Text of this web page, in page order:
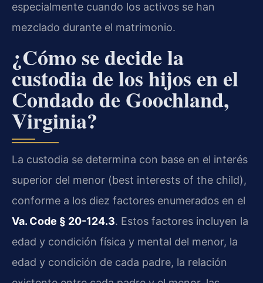
especialmente cuando los activos se han
mezclado durante el matrimonio.
¿Cómo se decide la
custodia de los hijos en el
Condado de Goochland,
Virginia?
La custodia se determina con base en el interés
superior del menor (best interests of the child),
conforme a los diez factores enumerados en el
Va. Code § 20-124.3. Estos factores incluyen la
edad y condición física y mental del menor, la
edad y condición de cada padre, la relación